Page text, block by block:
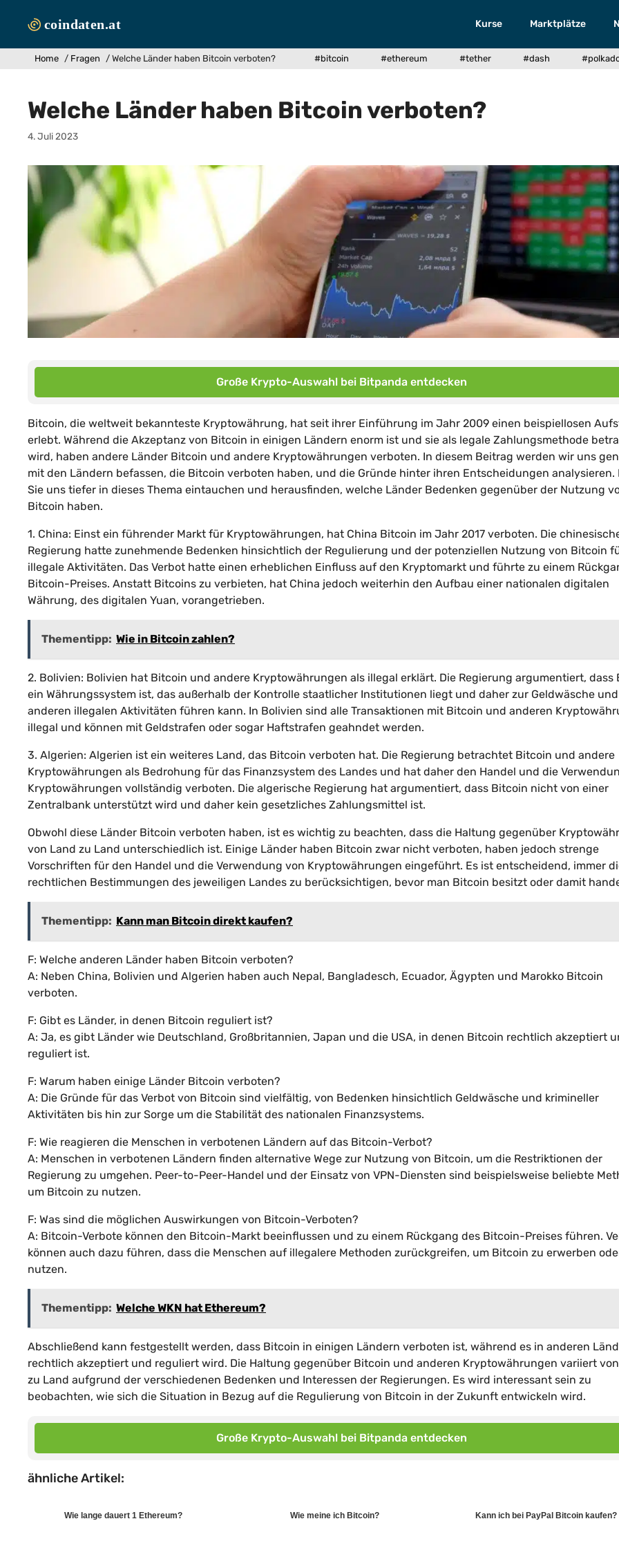
Inhalt
Kurse Marktplätze
Home / Fragen / Welche Länder haben Bitcoin verboten? #bitcoin #ethereum #tether #dash
Welche Länder haben Bitcoin verboten?
4. Juli 2023
Große Krypto-Auswahl bei Bitpanda entdecken
Bitcoin, die weltweit bekannteste Kryptowährung, hat seit ihrer Einführung im Jahr 2009 einen beispiellosen
erlebt. Während die Akzeptanz von Bitcoin in einigen Ländern enorm ist und sie als legale Zahlungsmethode
wird, haben andere Länder Bitcoin und andere Kryptowährungen verboten. In diesem Beitrag werden wir uns
mit den Ländern befassen, die Bitcoin verboten haben, und die Gründe hinter ihren Entscheidungen analysieren.
Sie uns tiefer in dieses Thema eintauchen und herausfinden, welche Länder Bedenken gegenüber der Nutzung
Bitcoin haben.
1. China: Einst ein führender Markt für Kryptowährungen, hat China Bitcoin im Jahr 2017 verboten. Die
Regierung hatte zunehmende Bedenken hinsichtlich der Regulierung und der potenziellen Nutzung von Bitcoin
illegale Aktivitäten. Das Verbot hatte einen erheblichen Einfluss auf den Kryptomarkt und führte zu einem
Bitcoin-Preises. Anstatt Bitcoins zu verbieten, hat China jedoch weiterhin den Aufbau einer nationalen digitalen
Währung, des digitalen Yuan, vorangetrieben.
Thementipp: Wie in Bitcoin zahlen?
2. Bolivien: Bolivien hat Bitcoin und andere Kryptowährungen als illegal erklärt. Die Regierung argumentiert, dass
ein Währungssystem ist, das außerhalb der Kontrolle staatlicher Institutionen liegt und daher zur Geldwäsche und
anderen illegalen Aktivitäten führen kann. In Bolivien sind alle Transaktionen mit Bitcoin und anderen
illegal und können mit Geldstrafen oder sogar Haftstrafen geahndet werden.
3. Algerien: Algerien ist ein weiteres Land, das Bitcoin verboten hat. Die Regierung betrachtet Bitcoin und andere
Kryptowährungen als Bedrohung für das Finanzsystem des Landes und hat daher den Handel und die
Kryptowährungen vollständig verboten. Die algerische Regierung hat argumentiert, dass Bitcoin nicht von einer
Zentralbank unterstützt wird und daher kein gesetzliches Zahlungsmittel ist.
Obwohl diese Länder Bitcoin verboten haben, ist es wichtig zu beachten, dass die Haltung gegenüber
von Land zu Land unterschiedlich ist. Einige Länder haben Bitcoin zwar nicht verboten, haben jedoch strenge
Vorschriften für den Handel und die Verwendung von Kryptowährungen eingeführt. Es ist entscheidend, immer
rechtlichen Bestimmungen des jeweiligen Landes zu berücksichtigen, bevor man Bitcoin besitzt oder damit
Thementipp: Kann man Bitcoin direkt kaufen?
F: Welche anderen Länder haben Bitcoin verboten?
A: Neben China, Bolivien und Algerien haben auch Nepal, Bangladesch, Ecuador, Ägypten und Marokko Bitcoin
verboten.
F: Gibt es Länder, in denen Bitcoin reguliert ist?
A: Ja, es gibt Länder wie Deutschland, Großbritannien, Japan und die USA, in denen Bitcoin rechtlich akzeptiert
reguliert ist.
F: Warum haben einige Länder Bitcoin verboten?
A: Die Gründe für das Verbot von Bitcoin sind vielfältig, von Bedenken hinsichtlich Geldwäsche und krimineller
Aktivitäten bis hin zur Sorge um die Stabilität des nationalen Finanzsystems.
F: Wie reagieren die Menschen in verbotenen Ländern auf das Bitcoin-Verbot?
A: Menschen in verbotenen Ländern finden alternative Wege zur Nutzung von Bitcoin, um die Restriktionen der
Regierung zu umgehen. Peer-to-Peer-Handel und der Einsatz von VPN-Diensten sind beispielsweise beliebte
um Bitcoin zu nutzen.
F: Was sind die möglichen Auswirkungen von Bitcoin-Verboten?
A: Bitcoin-Verbote können den Bitcoin-Markt beeinflussen und zu einem Rückgang des Bitcoin-Preises führen.
können auch dazu führen, dass die Menschen auf illegalere Methoden zurückgreifen, um Bitcoin zu erwerben
nutzen.
Thementipp: Welche WKN hat Ethereum?
Abschließend kann festgestellt werden, dass Bitcoin in einigen Ländern verboten ist, während es in anderen
rechtlich akzeptiert und reguliert wird. Die Haltung gegenüber Bitcoin und anderen Kryptowährungen variiert
zu Land aufgrund der verschiedenen Bedenken und Interessen der Regierungen. Es wird interessant sein zu
beobachten, wie sich die Situation in Bezug auf die Regulierung von Bitcoin in der Zukunft entwickeln wird.
Große Krypto-Auswahl bei Bitpanda entdecken
ähnliche Artikel:
Wie lange dauert 1 Ethereum? Wie meine ich Bitcoin? Kann ich bei PayPal Bitcoin kaufen?